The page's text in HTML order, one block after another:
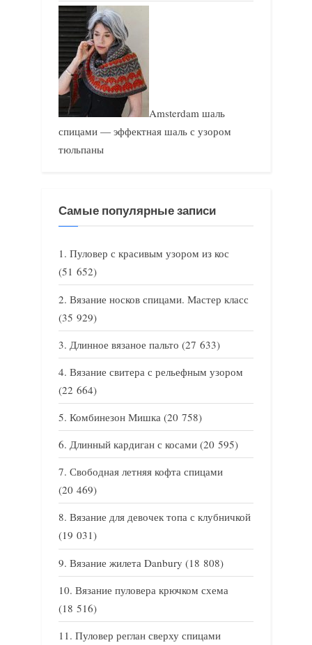
Amsterdam шаль
спицами — эффектная шаль с узором
тюльпаны
Самые популярные записи
Пуловер с красивым узором из кос
(51 652)
Вязание носков спицами. Мастер класс
(35 929)
Длинное вязаное пальто (27 633)
Вязание свитера с рельефным узором
(22 664)
Комбинезон Мишка (20 758)
Длинный кардиган с косами (20 595)
Свободная летняя кофта спицами
(20 469)
Вязание для девочек топа с клубничкой
(19 031)
Вязание жилета Danbury (18 808)
Вязание пуловера крючком схема
(18 516)
Пуловер реглан сверху спицами